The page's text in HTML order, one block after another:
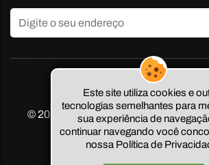
© 2023 - Junqueira Fazendas -
PF 32708 - CNAI
Este site utiliza cookies e
tecnologias semelhantes para
sua experiência de
continuar navegando você
nossa Política de